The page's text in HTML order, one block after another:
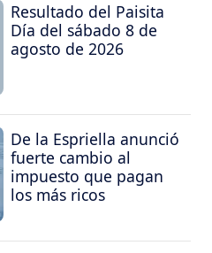
Resultado del Paisita
Día del sábado 8 de
agosto de 2026
De la Espriella anunció
fuerte cambio al
impuesto que pagan
los más ricos